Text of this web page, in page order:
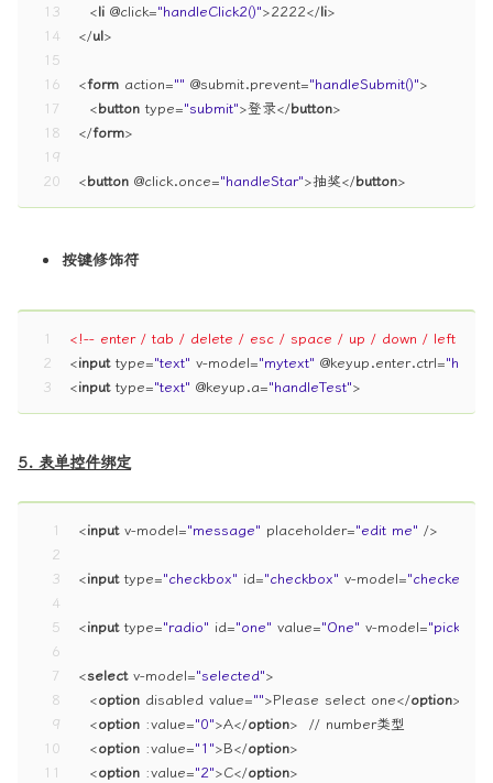
13
14
15
16
17
18
19
20
<li @click="handleClick2()">2222</li>
</ul>
<form action="" @submit.prevent="handleSubmit()">
<button type="submit">登录</button>
</form>
<button @click.once="handleStar">抽奖</button>
按键修饰符
1
2
3
<!-- enter / tab / delete / esc / space / up / down / left /
<input type="text" v-model="mytext" @keyup.enter.ctrl=
<input type="text" @keyup.a="handleTest">
5. 表单控件绑定
1
2
3
4
5
6
7
8
9
10
11
<input v-model="message" placeholder="edit me" />
<input type="checkbox" id="checkbox" v-model="checked"
<input type="radio" id="one" value="One" v-model="picked"
<select v-model="selected">
<option disabled value="">Please select one</option>
<option :value="0">A</option>
  // number类型
<option :value="1">B</option>
<option :value="2">C</option>